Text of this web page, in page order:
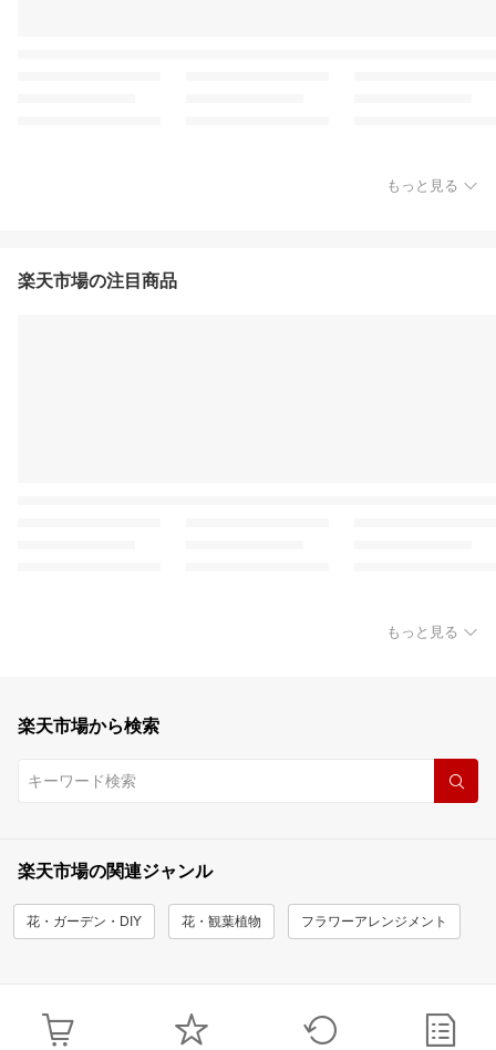
もっと見る
楽天市場の注目商品
もっと見る
楽天市場から検索
楽天市場の関連ジャンル
花・ガーデン・DIY 花・観葉植物 フラワーアレンジメント